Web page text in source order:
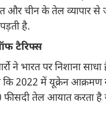
और चीन के तेल व्यापार से
है.
टैरिफ्स
ने भारत पर निशाना
कि 2022 में यूक्रेन
तेल आयात करता है